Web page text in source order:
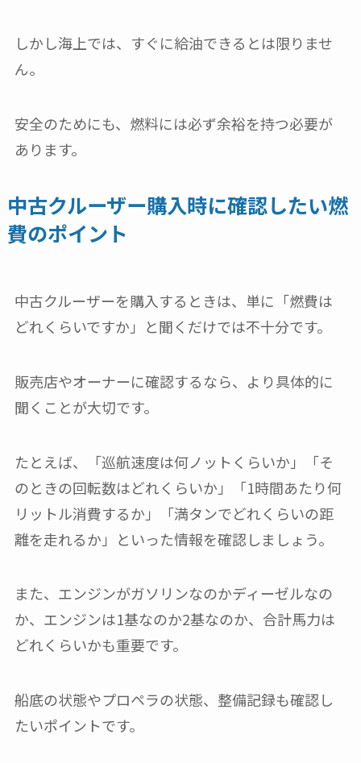
しかし海上では、すぐに給油できるとは限りませ
ん。
安全のためにも、燃料には必ず余裕を持つ必要が
あります。
中古クルーザー購入時に確認したい燃
費のポイント
中古クルーザーを購入するときは、単に「燃費は
どれくらいですか」と聞くだけでは不十分です。
販売店やオーナーに確認するなら、より具体的に
聞くことが大切です。
たとえば、「巡航速度は何ノットくらいか」「そ
のときの回転数はどれくらいか」「1時間あたり何
リットル消費するか」「満タンでどれくらいの距
離を走れるか」といった情報を確認しましょう。
また、エンジンがガソリンなのかディーゼルなの
か、エンジンは1基なのか2基なのか、合計馬力は
どれくらいかも重要です。
船底の状態やプロペラの状態、整備記録も確認し
たいポイントです。